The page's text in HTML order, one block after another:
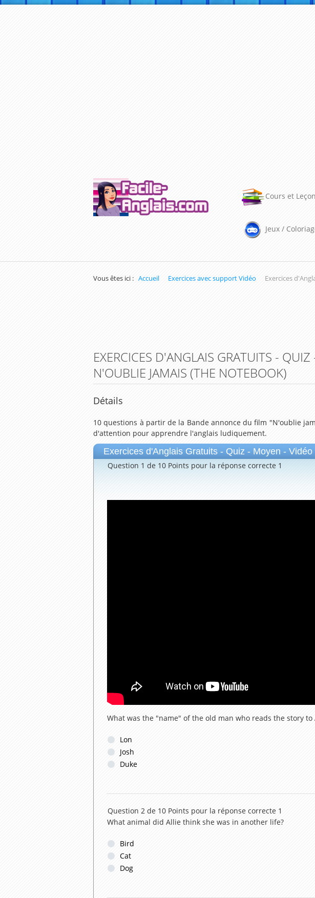
Cours et
Jeux /
Vous êtes ici : Accueil Exercices avec support Vidéo Exercices
EXERCICES D'ANGLAIS GRATUITS -
N'OUBLIE JAMAIS (THE NOTEBOOK)
Détails
10 questions à partir de la Bande annonce du film "N'oublie
d'attention pour apprendre l'anglais ludiquement.
Exercices d'Anglais Gratuits - Quiz - Moyen -
Question 1 de 10 Points pour la réponse correcte 1
What was the "name" of the old man who reads the story to
Lon
Josh
Duke
Question 2 de 10 Points pour la réponse correcte 1
What animal did Allie think she was in another life?
Bird
Cat
Dog